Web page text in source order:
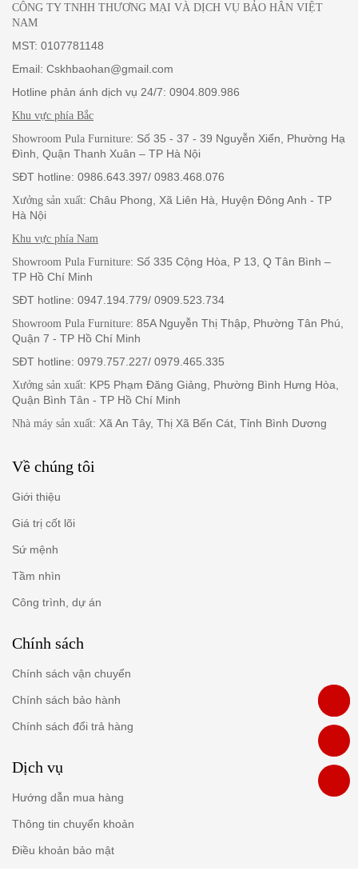
CÔNG TY TNHH THƯƠNG MẠI VÀ DỊCH VỤ BẢO HÂN VIỆT
NAM
MST: 0107781148
Email: Cskhbaohan@gmail.com
Hotline phản ánh dịch vụ 24/7: 0904.809.986
Khu vực phía Bắc
Showroom Pula Furniture: Số 35 - 37 - 39 Nguyễn Xiển, Phường Hạ
Đình, Quận Thanh Xuân – TP Hà Nội
SĐT hotline: 0986.643.397/ 0983.468.076
Xưởng sản xuất: Châu Phong, Xã Liên Hà, Huyện Đông Anh - TP
Hà Nội
Khu vực phía Nam
Showroom Pula Furniture: Số 335 Cộng Hòa, P 13, Q Tân Bình –
TP Hồ Chí Minh
SĐT hotline: 0947.194.779/ 0909.523.734
Showroom Pula Furniture: 85A Nguyễn Thị Thập, Phường Tân Phú,
Quận 7 - TP Hồ Chí Minh
SĐT hotline: 0979.757.227/ 0979.465.335
Xưởng sản xuất: KP5 Phạm Đăng Giảng, Phường Bình Hưng Hòa,
Quận Bình Tân - TP Hồ Chí Minh
Nhà máy sản xuất: Xã An Tây, Thị Xã Bến Cát, Tỉnh Bình Dương
Về chúng tôi
Giới thiệu
Giá trị cốt lõi
Sứ mệnh
Tầm nhìn
Công trình, dự án
Chính sách
Chính sách vận chuyển
Chính sách bảo hành
Chính sách đổi trả hàng
Dịch vụ
Hướng dẫn mua hàng
Thông tin chuyển khoản
Điều khoản bảo mật